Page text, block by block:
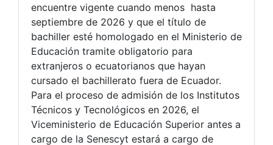
encuentre vigente cuando menos hasta
septiembre de 2026 y que el título de
bachiller esté homologado en el Ministerio de
Educación tramite obligatorio para
extranjeros o ecuatorianos que hayan
cursado el bachillerato fuera de Ecuador.
Para el proceso de admisión de los Institutos
Técnicos y Tecnológicos en 2026, el
Viceministerio de Educación Superior antes a
cargo de la Senescyt estará a cargo de